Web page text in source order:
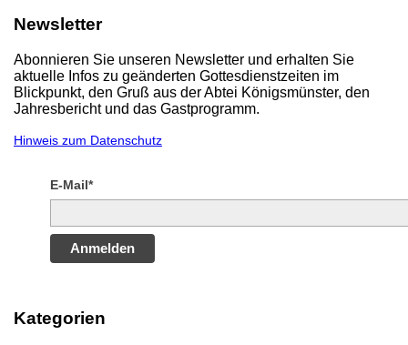
Newsletter
Abonnieren Sie unseren Newsletter und erhalten Sie
aktuelle Infos zu geänderten Gottesdienstzeiten im
Blickpunkt, den Gruß aus der Abtei Königsmünster, den
Jahresbericht und das Gastprogramm.
Hinweis zum Datenschutz
E-Mail*
Anmelden
Kategorien